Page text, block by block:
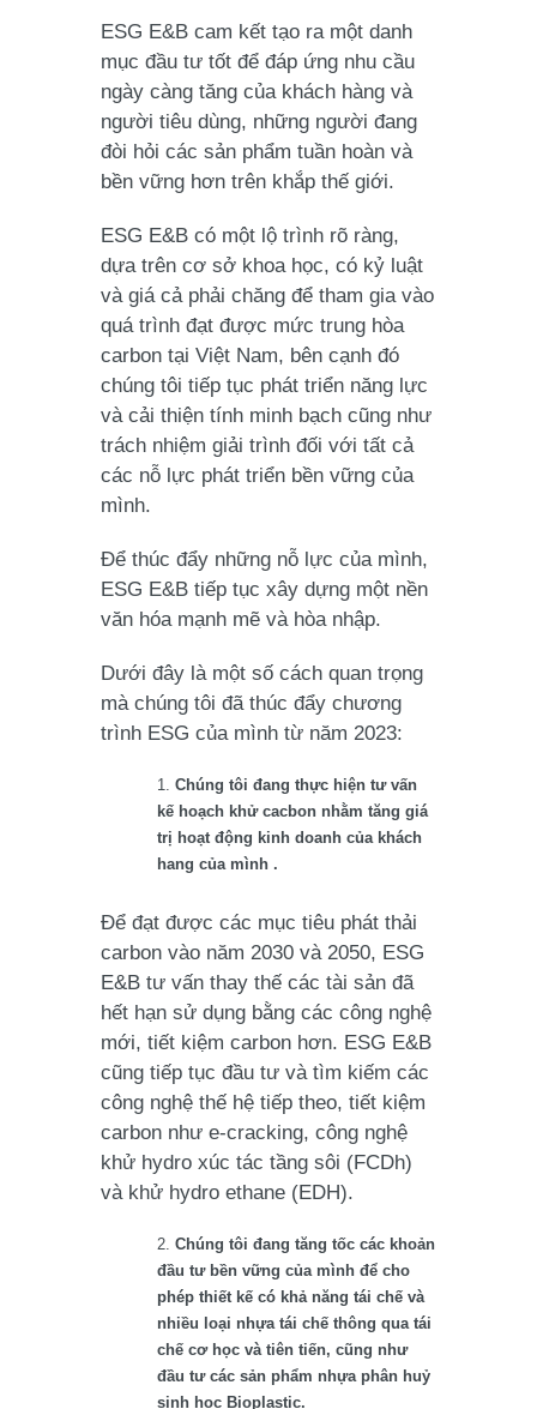
ESG E&B cam kết tạo ra một danh
mục đầu tư tốt để đáp ứng nhu cầu
ngày càng tăng của khách hàng và
người tiêu dùng, những người đang
đòi hỏi các sản phẩm tuần hoàn và
bền vững hơn trên khắp thế giới.
ESG E&B có một lộ trình rõ ràng,
dựa trên cơ sở khoa học, có kỷ luật
và giá cả phải chăng để tham gia vào
quá trình đạt được mức trung hòa
carbon tại Việt Nam, bên cạnh đó
chúng tôi tiếp tục phát triển năng lực
và cải thiện tính minh bạch cũng như
trách nhiệm giải trình đối với tất cả
các nỗ lực phát triển bền vững của
mình.
Để thúc đẩy những nỗ lực của mình,
ESG E&B tiếp tục xây dựng một nền
văn hóa mạnh mẽ và hòa nhập.
Dưới đây là một số cách quan trọng
mà chúng tôi đã thúc đẩy chương
trình ESG của mình từ năm 2023:
Chúng tôi đang thực hiện tư vấn
kế hoạch khử cacbon nhằm tăng giá
trị hoạt động kinh doanh của khách
hang của mình .
Để đạt được các mục tiêu phát thải
carbon vào năm 2030 và 2050, ESG
E&B tư vấn thay thế các tài sản đã
hết hạn sử dụng bằng các công nghệ
mới, tiết kiệm carbon hơn. ESG E&B
cũng tiếp tục đầu tư và tìm kiếm các
công nghệ thế hệ tiếp theo, tiết kiệm
carbon như e-cracking, công nghệ
khử hydro xúc tác tầng sôi (FCDh)
và khử hydro ethane (EDH).
Chúng tôi đang tăng tốc các khoản
đầu tư bền vững của mình để cho
phép thiết kế có khả năng tái chế và
nhiều loại nhựa tái chế thông qua tái
chế cơ học và tiên tiến, cũng như
đầu tư các sản phẩm nhựa phân huỷ
sinh học Bioplastic.